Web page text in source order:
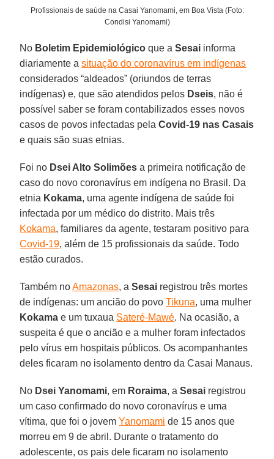
Profissionais de saúde na Casai Yanomami, em Boa Vista (Foto:
Condisi Yanomami)
No Boletim Epidemiológico que aSesai informa
diariamente asituação do coronavírus em indígenas
considerados “aldeados” (oriundos de terras
indígenas) e, que são atendidos pelos Dseis, não é
possível saber se foram contabilizados esses novos
casos de povos infectadas pelaCovid-19 nas Casais
e quais são suas etnias.
Foi no Dsei Alto Solimões a primeira notificação de
caso do novo coronavírus em indígena no Brasil. Da
etnia Kokama, uma agente indígena de saúde foi
infectada por um médico do distrito. Mais três
Kokama, familiares da agente, testaram positivo para
Covid-19, além de 15 profissionais da saúde. Todo
estão curados.
Também noAmazonas, aSesai registrou três mortes
de indígenas: um ancião do povoTikuna, uma mulher
Kokama e um tuxaua Sateré-Mawé. Na ocasião, a
suspeita é que o ancião e a mulher foram infectados
pelo vírus em hospitais públicos. Os acompanhantes
deles ficaram no isolamento dentro da Casai Manaus.
No Dsei Yanomami, em Roraima, aSesai registrou
um caso confirmado do novo coronavírus e uma
vítima, que foi o jovemYanomami de 15 anos que
morreu em 9 de abril. Durante o tratamento do
adolescente, os pais dele ficaram no isolamento